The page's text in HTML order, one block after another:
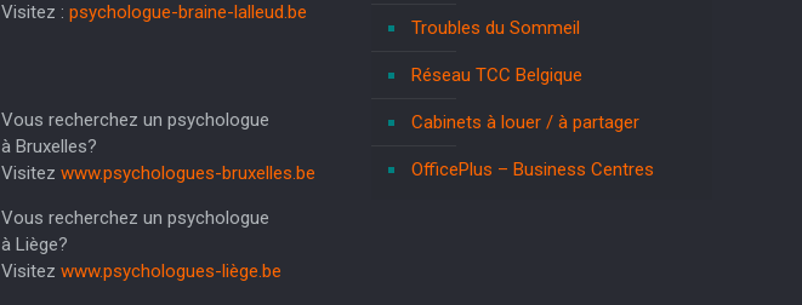
Visitez : psychologue-braine-lalleud.be
Vous recherchez un psychologue
à Bruxelles?
Visitez www.psychologues-bruxelles.be
Vous recherchez un psychologue
à Liège?
Visitez www.psychologues-liège.be
Troubles du Sommeil
Réseau TCC Belgique
Cabinets à louer / à partager
OfficePlus – Business Centres